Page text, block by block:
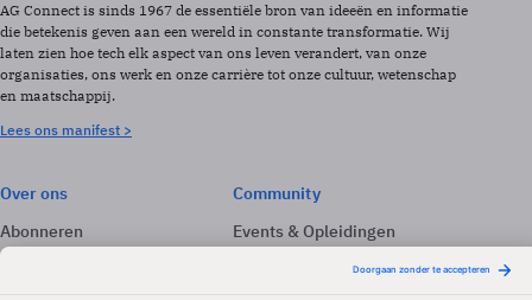
AG Connect is sinds 1967 de essentiële bron van ideeën en informatie
die betekenis geven aan een wereld in constante transformatie. Wij
laten zien hoe tech elk aspect van ons leven verandert, van onze
organisaties, ons werk en onze carrière tot onze cultuur, wetenschap
en maatschappij.
Lees ons manifest >
Over ons
Abonneren
Adverteren
Community
Events & Opleidingen